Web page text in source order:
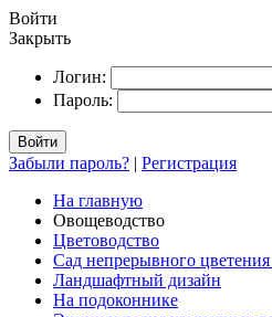
Войти
Закрыть
Логин:
Пароль:
Войти
Забыли пароль? | Регистрация
На главную
Овощеводство
Цветоводство
Сад непрерывного
Ландшафтный дизайн
На подоконнике